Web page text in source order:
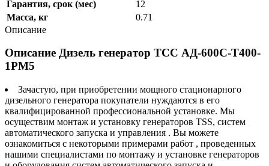
Гарантия, срок (мес)
12
Масса, кг
0.71
Описание
Описание Дизель генератор ТСС АД-600С-Т400-
1РМ5
Зачастую, при приобретении мощного стационарного
дизельного генератора покупатели нуждаются в его
квалифицированной профессиональной установке. Мы
осуществим монтаж и установку генераторов TSS, систем
автоматического запуска и управления . Вы можете
ознакомиться с некоторыми примерами работ , проведенных
нашими специалистами по монтажу и установке генераторов